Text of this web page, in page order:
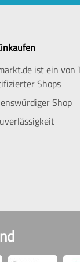
ist ein von
Shops
Shop